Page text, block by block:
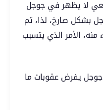
لا يظهر في جوجل
بشكل صارخ، لذا، تم
الأمر الذي يتسبب
يفرض عقوبات ما